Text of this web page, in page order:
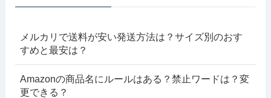
メルカリで送料が安い発送方法は？サイズ別のおす
すめと最安は？
Amazonの商品名にルールはある？禁止ワードは？変
更できる？